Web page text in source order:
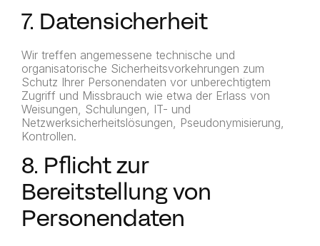
7. Datensicherheit
Wir treffen angemessene technische und
organisatorische Sicherheitsvorkehrungen zum
Schutz Ihrer Personendaten vor unberechtigtem
Zugriff und Missbrauch wie etwa der Erlass von
Weisungen, Schulungen, IT- und
Netzwerksicherheitslösungen, Pseudonymisierung,
Kontrollen.
8. Pflicht zur
Bereitstellung von
Personendaten